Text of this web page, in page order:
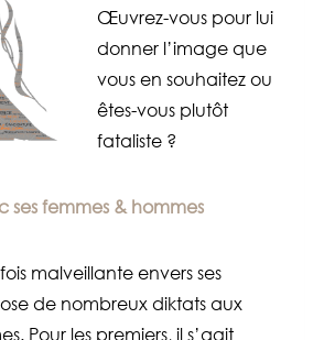
Œuvrez-vous pour lui
donner l’image que
vous en souhaitez ou
êtes-vous plutôt
fataliste ?
ses femmes & hommes
malveillante envers ses
de nombreux diktats aux
Pour les premiers, il s’agit